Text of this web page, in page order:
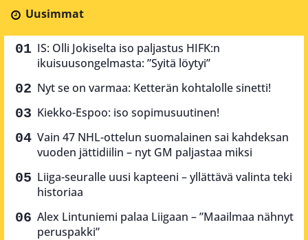
Uusimmat
IS: Olli Jokiselta iso paljastus HIFK:n
ikuisuusongelmasta: ”Syitä löytyi”
Nyt se on varmaa: Ketterän kohtalolle sinetti!
Kiekko-Espoo: iso sopimusuutinen!
Vain 47 NHL-ottelun suomalainen sai kahdeksan
vuoden jättidiilin – nyt GM paljastaa miksi
Liiga-seuralle uusi kapteeni – yllättävä valinta teki
historiaa
Alex Lintuniemi palaa Liigaan – ”Maailmaa nähnyt
peruspakki”